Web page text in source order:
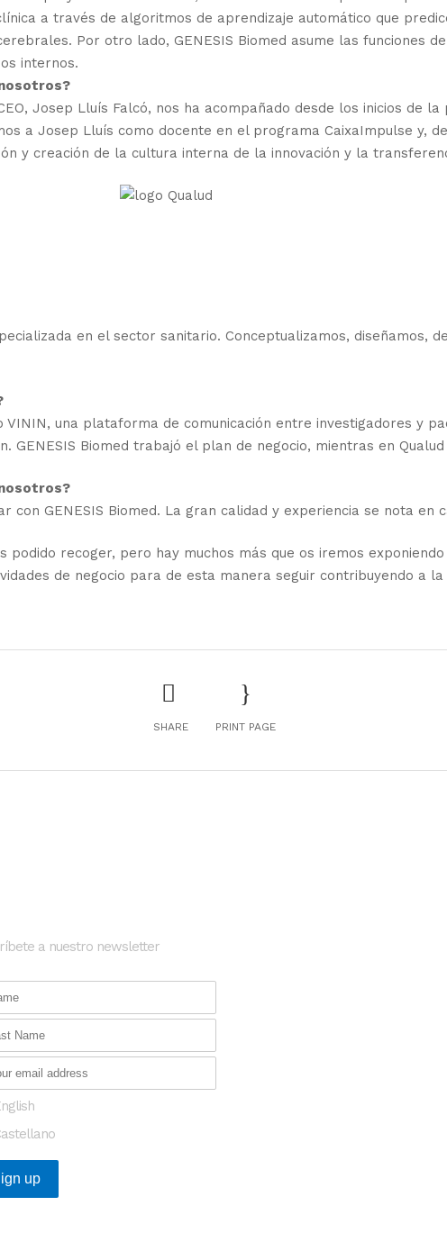
a través de algoritmos de aprendizaje automático que
Por otro lado, GENESIS Biomed asume las funciones
internos.
Josep Lluís Falcó, nos ha acompañado desde los inicios de
a Josep Lluís como docente en el programa CaixaImpulse y,
y creación de la cultura interna de la innovación y la
en el sector sanitario. Conceptualizamos, diseñamos,
una plataforma de comunicación entre investigadores y
GENESIS Biomed trabajó el plan de negocio, mientras en
GENESIS Biomed. La gran calidad y experiencia se nota en
podido recoger, pero hay muchos más que os iremos
de negocio para de esta manera seguir contribuyendo a
SHARE PRINT PAGE
a nuestro newsletter